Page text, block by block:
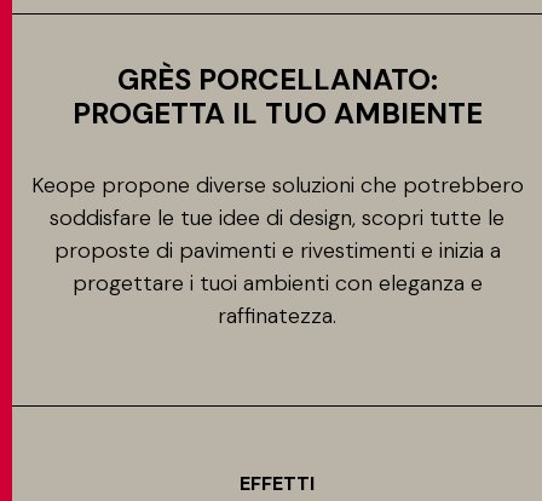
GRÈS PORCELLANATO:
PROGETTA IL TUO AMBIENTE
Keope propone diverse soluzioni che potrebbero
soddisfare le tue idee di design, scopri tutte le
proposte di pavimenti e rivestimenti e inizia a
progettare i tuoi ambienti con eleganza e
raffinatezza.
EFFETTI